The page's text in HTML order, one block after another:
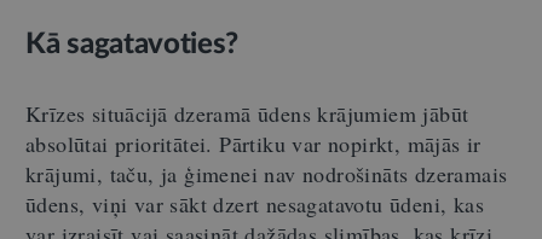
Kā sagatavoties?
Krīzes situācijā dzeramā ūdens krājumiem jābūt
absolūtai prioritātei. Pārtiku var nopirkt, mājās ir
krājumi, taču, ja ģimenei nav nodrošināts dzeramais
ūdens, viņi var sākt dzert nesagatavotu ūdeni, kas